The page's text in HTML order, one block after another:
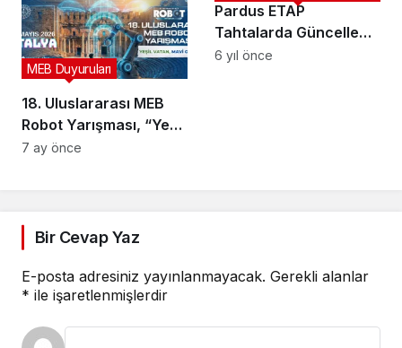
18. Uluslararası MEB
Robot Yarışması, “Yeşil
Vatan, Mavi Gelecek”
MEB Duyuruları
7 ay önce
Pardus ETAP
Tahtalarda Güncelleme
Sonrası Dokunmatik
6 yıl önce
Bir Cevap Yaz
E-posta adresiniz yayınlanmayacak. Gerekli alanlar
* ile işaretlenmişlerdir